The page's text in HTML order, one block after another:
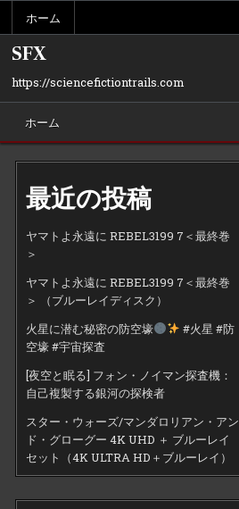
content
ホーム
SFX
https://sciencefictiontrails.com
ホーム
最近の投稿
ヤマトよ永遠に REBEL3199 7＜最終巻
＞
ヤマトよ永遠に REBEL3199 7＜最終巻
＞ （ブルーレイディスク）
火星に潜む秘密の防空壕
#火星 #防
空壕 #宇宙探査
[夜空と眠る] フォン・ノイマン探査機：
自己複製する銀河の探検者
スター・ウォーズ/マンダロリアン・アン
ド・グローグー 4K UHD ＋ ブルーレイ
セット（4K ULTRA HD＋ブルーレイ）